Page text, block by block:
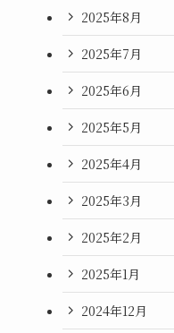
2025年8月
2025年7月
2025年6月
2025年5月
2025年4月
2025年3月
2025年2月
2025年1月
2024年12月